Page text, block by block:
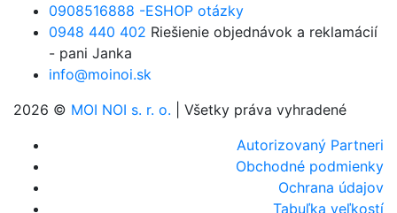
0908516888 -ESHOP otázky
0948 440 402 Riešienie objednávok a reklamácií
- pani Janka
info@moinoi.sk
2026 © MOI NOI s. r. o. | Všetky práva vyhradené
Autorizovaný Partneri
Obchodné podmienky
Ochrana údajov
Tabuľka veľkostí